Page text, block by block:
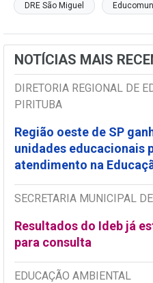
DRE São Miguel
NOTÍCIAS MAIS
DIRETORIA REGIONAL DE
PIRITUBA
Região oeste de SP
unidades educacionais
atendimento na
SECRETARIA MUNICIPAL
Resultados do Ideb já
para consulta
EDUCAÇÃO AMBIENTAL